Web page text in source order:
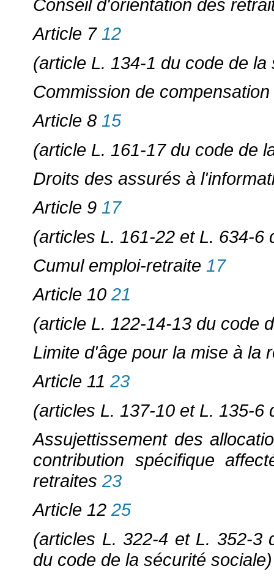
Conseil d'orientation des
Article 712
(article L. 134-1 du code de
Commission de compensation
Article 8 15
(article L. 161-17 du code de
Droits des assurés à
Article 9 17
(articles L. 161-22 et L. 634-6
Cumul emploi-retraite 17
Article 10 21
(article L. 122-14-13 du code
Limite d'âge pour la mise à la
Article 11 23
(articles L. 137-10 et L. 135-6
Assujettissement des
contribution spécifique
retraites 23
Article 12 25
(articles L. 322-4 et L. 352-3
du code de la sécurité sociale)